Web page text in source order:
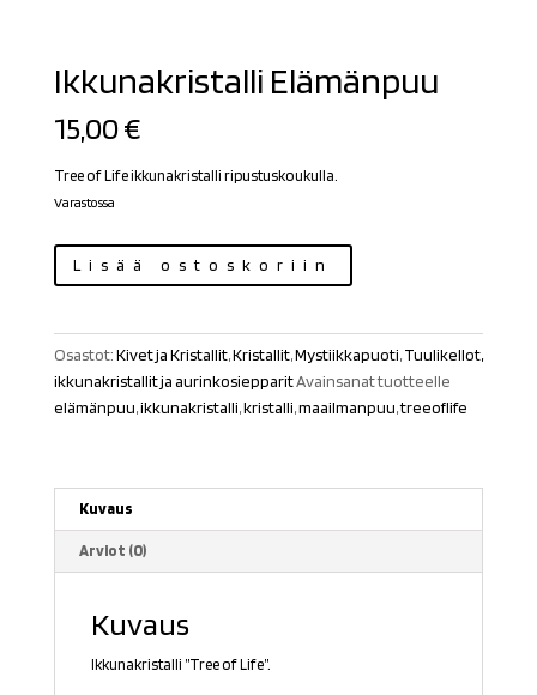
Ikkunakristalli Elämänpuu
15,00€
Tree of Life ikkunakristalli ripustuskoukulla.
Varastossa
Elämänpuu
Lisää ostoskoriin
Osastot:Kivet ja Kristallit,Kristallit,Mystiikkapuoti,Tuulikellot,
ikkunakristallit ja aurinkosiepparitAvainsanat tuotteelle
elämänpuu,ikkunakristalli,kristalli,maailmanpuu,treeoflife
Kuvaus
Arviot (0)
Kuvaus
Ikkunakristalli ”Tree of Life”.